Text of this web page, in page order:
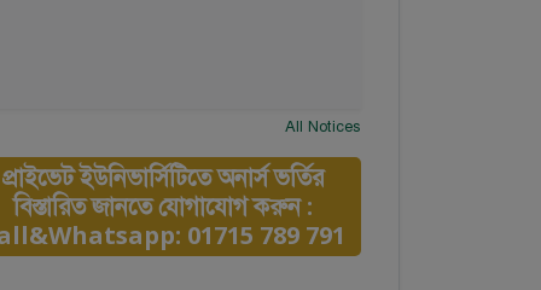
All Notices
প্রাইভেট ইউনিভার্সিটিতে অনার্স ভর্তির
বিস্তারিত জানতে যোগাযোগ করুন :
01715 789 791